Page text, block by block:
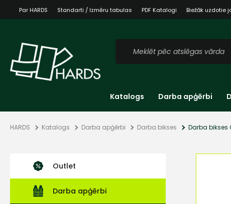
Par HARDS Standarti / Izmēru tabulas PDF Katalogi Biežāk uzdotie
Katalogs Darba apģērbi
HARDS Katalogs Darba apģērbi Darba bikses Darba bikses
Outlet
Darba apģērbi